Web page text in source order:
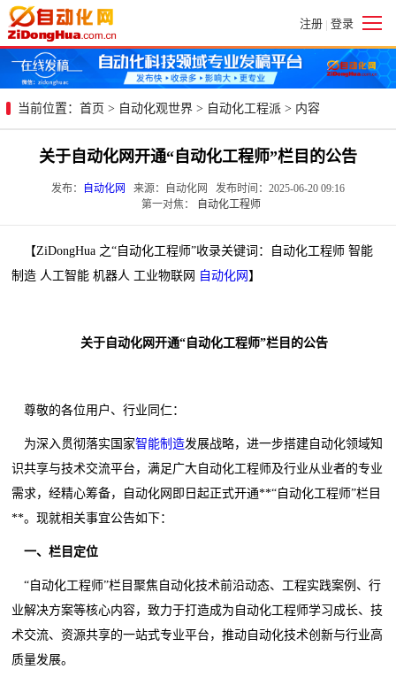
注册 | 登录
当前位置： 首页 > 自动化观世界 > 自动化工程派 > 内容
关于自动化网开通“自动化工程师”栏目的公告
发布： 自动化网
来源：自动化网 发布时间：2025-06-20 09:16
第一对焦：
自动化工程师
【ZiDongHua 之“自动化工程师”收录关键词：自动化工程师 智能
制造 人工智能 机器人 工业物联网
自动化网 】
关于自动化网开通“自动化工程师”栏目的公告
尊敬的各位用户、行业同仁：
为深入贯彻落实国家智能制造发展战略，进一步搭建自动化领域知
识共享与技术交流平台，满足广大自动化工程师及行业从业者的专业
需求，经精心筹备，自动化网即日起正式开通**“自动化工程师”栏目
**。现就相关事宜公告如下：
一、栏目定位
“自动化工程师”栏目聚焦自动化技术前沿动态、工程实践案例、行
业解决方案等核心内容，致力于打造成为自动化工程师学习成长、技
术交流、资源共享的一站式专业平台，推动自动化技术创新与行业高
质量发展。